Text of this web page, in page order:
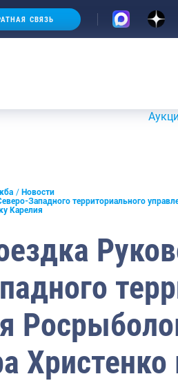
СВЯЗЬ
Аукционы
Новости
Западного территориального
Карелия
Христенко